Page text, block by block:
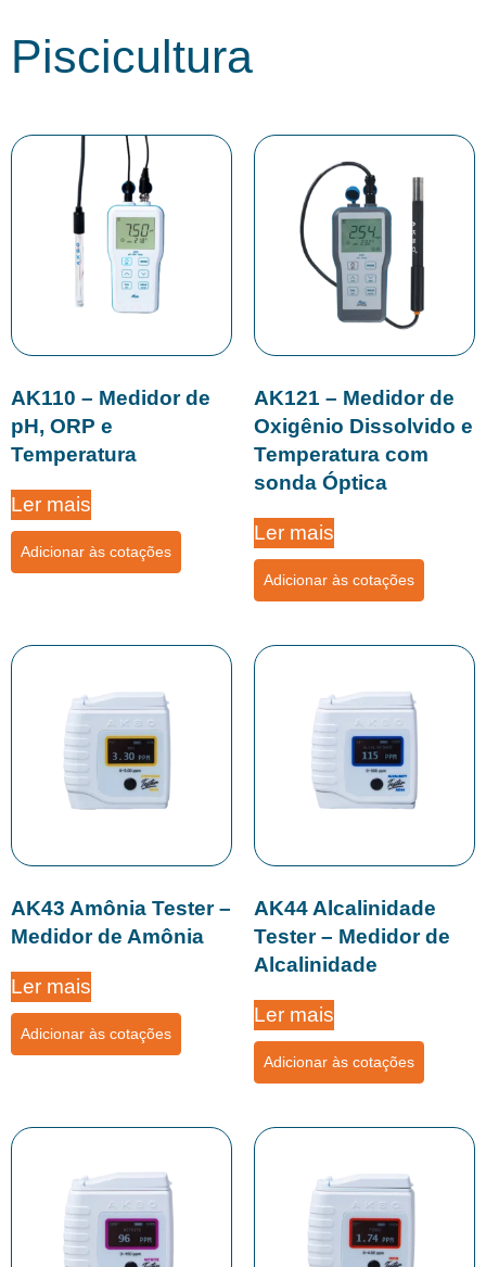
Piscicultura
AK110 – Medidor de
pH, ORP e
Temperatura
Ler mais
Adicionar às cotações
AK121 – Medidor de
Oxigênio Dissolvido e
Temperatura com
sonda Óptica
Ler mais
Adicionar às cotações
AK43 Amônia Tester –
Medidor de Amônia
Ler mais
Adicionar às cotações
AK44 Alcalinidade
Tester – Medidor de
Alcalinidade
Ler mais
Adicionar às cotações